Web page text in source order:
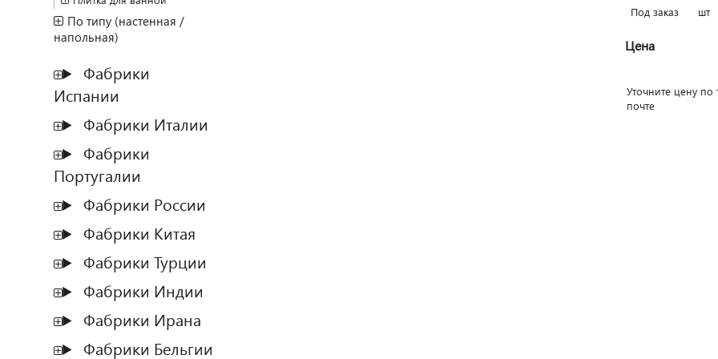
По типу (настенная /
напольная)
Фабрики
Испании
Фабрики Италии
Фабрики
Португалии
Фабрики России
Фабрики Китая
Фабрики Турции
Фабрики Индии
Фабрики Ирана
Фабрики Бельгии
Под заказ шт
Цена
Уточните цену по
почте